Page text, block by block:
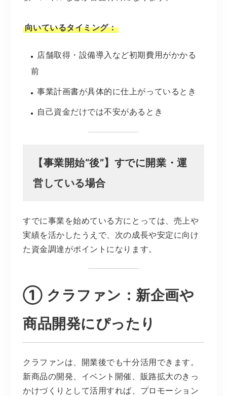
向いているタイミング：
店舗取得・設備導入など初期費用がかかる
前
事業計画書が具体的に仕上がっているとき
自己資金だけでは不安があるとき
【事業開始“後”】すでに開業・運
営している場合
すでに事業を始めている方にとっては、売上や
実績を活かしたうえで、次の成長や安定に向け
た資金調達がポイントになります。
① クラファン：新企画や
商品開発にぴったり
クラファンは、開業後でも十分活用できます。
新商品の開発、イベント開催、販路拡大のきっ
かけづくりとして活用すれば、プロモーション